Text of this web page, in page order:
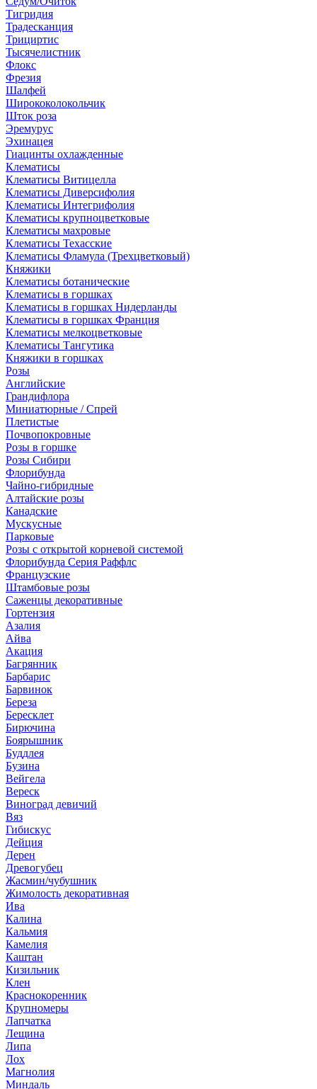
Тигридия
Традесканция
Трициртис
Тысячелистник
Флокс
Фрезия
Шалфей
Ширококолокольчик
Шток роза
Эремурус
Эхинацея
Гиацинты охлажденные
Клематисы
Клематисы Витицелла
Клематисы Диверсифолия
Клематисы Интегрифолия
Клематисы крупноцветковые
Клематисы махровые
Клематисы Техасские
Клематисы Фламула (Трехцветковый)
Княжики
Клематисы ботанические
Клематисы в горшках
Клематисы в горшках Нидерланды
Клематисы в горшках Франция
Клематисы мелкоцветковые
Клематисы Тангутика
Княжики в горшках
Розы
Английские
Грандифлора
Миниатюрные / Спрей
Плетистые
Почвопокровные
Розы в горшке
Розы Сибири
Флорибунда
Чайно-гибридные
Алтайские розы
Канадские
Мускусные
Парковые
Розы с открытой корневой системой
Флорибунда Серия Раффлс
Французские
Штамбовые розы
Саженцы декоративные
Гортензия
Азалия
Айва
Акация
Багрянник
Барбарис
Барвинок
Береза
Бересклет
Бирючина
Боярышник
Буддлея
Бузина
Вейгела
Вереск
Виноград девичий
Вяз
Гибискус
Дейция
Дерен
Древогубец
Жасмин/чубушник
Жимолость декоративная
Ива
Калина
Кальмия
Камелия
Каштан
Кизильник
Клен
Краснокоренник
Крупномеры
Лапчатка
Лещина
Липа
Лох
Магнолия
Миндаль